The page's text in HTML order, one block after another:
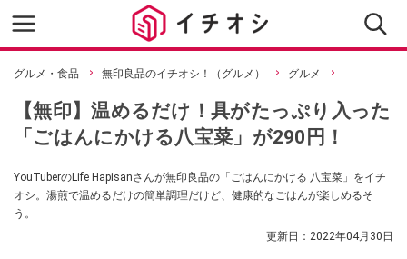
グルメ・食品 無印良品のイチオシ！（グルメ） グルメ
【無印】温めるだけ！具がたっぷり入った
「ごはんにかける八宝菜」が290円！
YouTuberのLife Hapisanさんが無印良品の「ごはんにかける 八宝菜」をイチ
オシ。湯煎で温めるだけの簡単調理だけど、健康的なごはんが楽しめるそ
う。
更新日： 2022年04月30日